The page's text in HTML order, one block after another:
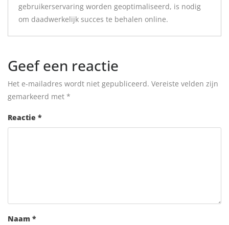
gebruikerservaring worden geoptimaliseerd, is nodig
om daadwerkelijk succes te behalen online.
Geef een reactie
Het e-mailadres wordt niet gepubliceerd. Vereiste velden zijn
gemarkeerd met *
Reactie *
Naam *